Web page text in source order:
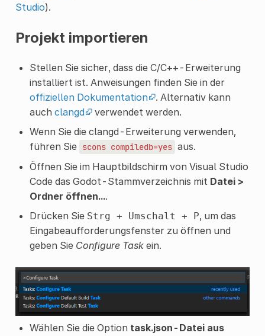
Studio).
Projekt importieren
Stellen Sie sicher, dass die C/C++-Erweiterung
installiert ist. Anweisungen finden Sie in der
offiziellen Dokumentation
. Alternativ kann
auch clangd
verwendet werden.
Wenn Sie die clangd-Erweiterung verwenden,
führen Sie scons compiledb=yes aus.
Öffnen Sie im Hauptbildschirm von Visual Studio
Code das Godot-Stammverzeichnis mit Datei >
Ordner öffnen....
Drücken Sie Strg + Umschalt + P, um das
Eingabeaufforderungsfenster zu öffnen und
geben Sie Configure Taskein.
Wählen Sie die Option task.json-Datei aus